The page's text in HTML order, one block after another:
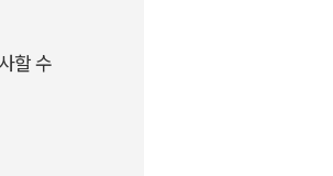
할 수